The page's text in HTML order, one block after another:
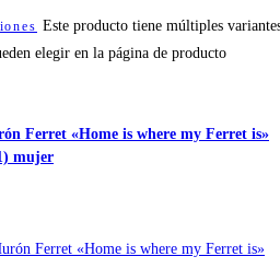
Este producto tiene múltiples
elegir en la página de producto
Ferret «Home is where my Ferret is»
mujer